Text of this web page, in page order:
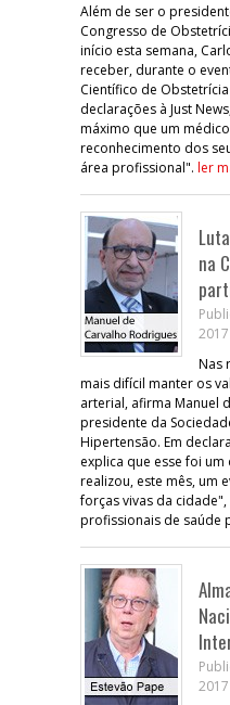
Além de ser o
Congresso de
início esta semana,
receber, durante o
Científico de
declarações à Just
máximo que um
reconhecimento dos
área profissional". ler
na
Nas
mais difícil manter os
arterial, afirma Manuel
presidente da
Hipertensão. Em
explica que esse foi
realizou, este mês, um
forças vivas da
profissionais de saúde